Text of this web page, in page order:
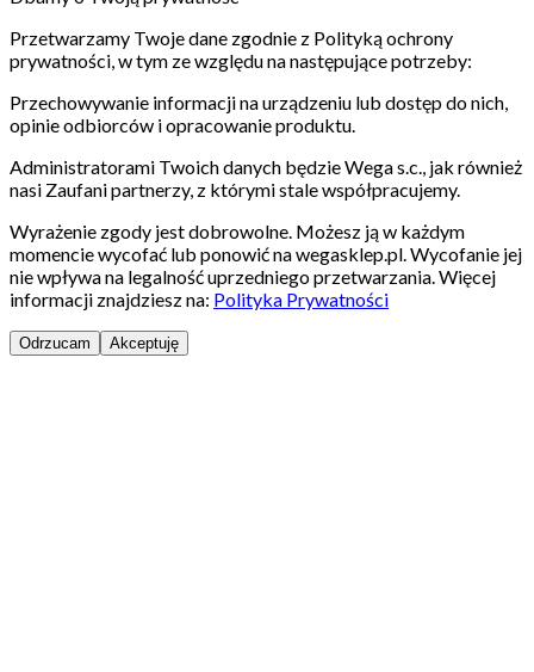
Przetwarzamy Twoje dane zgodnie z Polityką ochrony
prywatności, w tym ze względu na następujące potrzeby:
Przechowywanie informacji na urządzeniu lub dostęp do nich,
opinie odbiorców i opracowanie produktu.
Administratorami Twoich danych będzie Wega s.c., jak również
nasi Zaufani partnerzy, z którymi stale współpracujemy.
Wyrażenie zgody jest dobrowolne. Możesz ją w każdym
momencie wycofać lub ponowić na wegasklep.pl. Wycofanie jej
nie wpływa na legalność uprzedniego przetwarzania. Więcej
informacji znajdziesz na: Polityka Prywatności
Odrzucam Akceptuję